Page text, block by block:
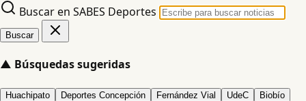
Buscar en SABES Deportes
Buscar
▲ Búsquedas sugeridas
Huachipato Deportes Concepción Fernández Vial UdeC Biobío